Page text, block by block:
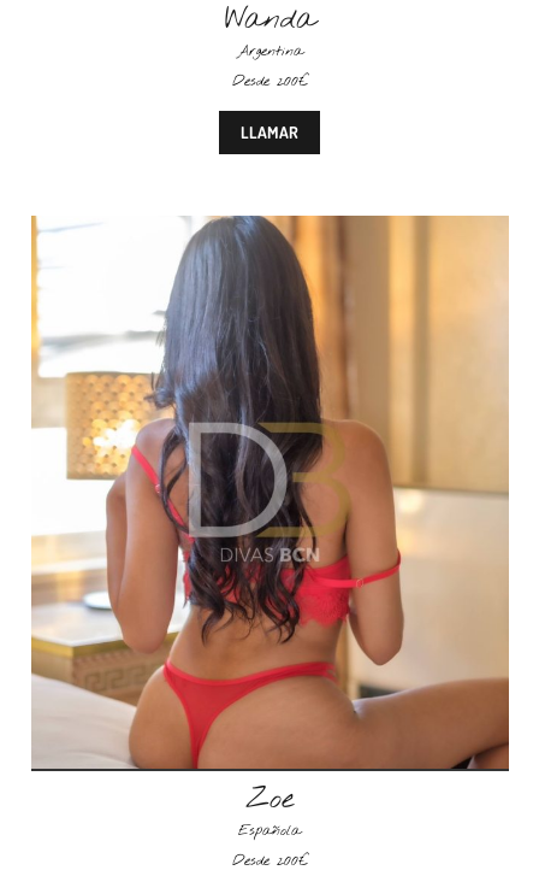
Wanda
Argentina
Desde 200€
LLAMAR
Zoe
Española
Desde 200€